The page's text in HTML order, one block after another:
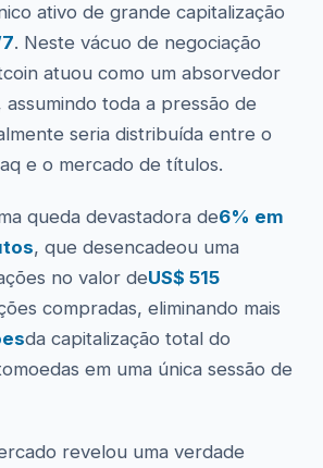
ativo de grande capitalização
. Neste vácuo de negociação
atuou como um absorvedor
toda a pressão de
seria distribuída entre o
e o mercado de títulos.
queda devastadora de6% em
, que desencadeou uma
no valor deUS$ 515
compradas, eliminando mais
da capitalização total do
em uma única sessão de
revelou uma verdade